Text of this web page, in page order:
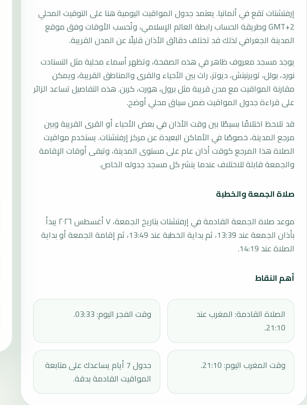
إرفتشتات تقع في ألمانيا. يعتمد جدول المواقيت اليومية هنا على التوقيت المحلي
GMT+2 وطريقة الحساب رابطة العالم الإسلامي، وتُحسب الأوقات وفق موقع
المدينة الجغرافي لذلك قد تختلف دقائق الأذان قليلًا عن المدن القريبة.
يوجد مسجد معروف ظاهر في هذه الصفحة، وتظهر أسماء محلية مثل التستادت
نورد، بولل، تويرنيتش، ديوتز، راث بين الأحياء والقرى والمناطق القريبة، ويمكن
مقارنة المواقيت مع مدن قريبة مثل برول، هورت، كربن. هذه التفاصيل تساعد الزائر
على قراءة جدول المواقيت ضمن سياق محلي أوضح.
قد تلاحظ اختلافًا بسيطًا بين وقت الأذان في بعض الأحياء أو القرى القريبة وبين
مرجع المدينة، خصوصًا في الأماكن البعيدة عن مركز إرفتشتات. يستخدم مواقيت
الصلاة هذا المرجع كوقت أذان عام على مستوى المدينة، وتبقى أوقات الإقامة
والجمعة قابلة للاختلاف عندما ينشر كل مسجد جدوله الخاص.
صلاة الجمعة والخطبة
موعد صلاة الجمعة القادمة في إرفتشتات بتاريخ الجمعة، ٧ أغسطس ٢٠٢٦ يبدأ
بأذان الجمعة عند 13:39، ثم بداية الخطبة عند 13:49، ثم إقامة الجمعة أو بداية
الصلاة عند 14:19.
أهم النقاط
الصلاة القادمة: المغرب عند
21:10.
وقت الفجر اليوم: 03:33.
وقت المغرب اليوم: 21:10.
جدول 7 أيام يساعدك على متابعة
المواقيت القادمة بدقة.